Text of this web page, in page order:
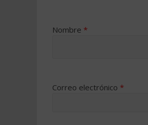
Nombre *
Correo electrónico *